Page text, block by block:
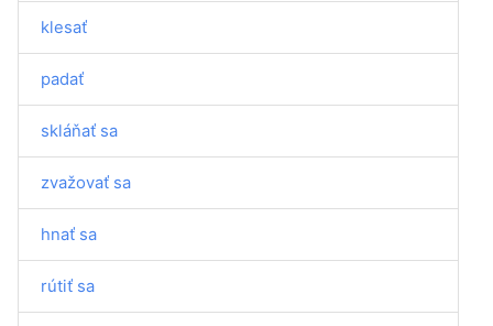
klesať
padať
skláňať sa
zvažovať sa
hnať sa
rútiť sa